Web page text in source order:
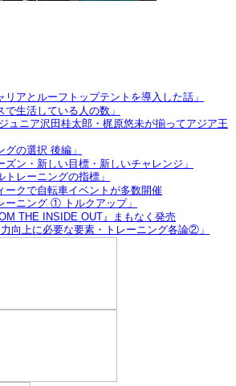
リアとルーフトップテントを導入した話」
生活している人の数」
ュニア沢田桂太郎・梶原悠未が揃ってアジア王
の選択 後編」
ン・新しい目標・新しいチャレンジ」
レーニングの指標」
ークで自転車イベントが多数開催
ーニング ① トルクアップ」
THE INSIDE OUT』まもなく発売
向上に必要な要素・トレーニング各論②」